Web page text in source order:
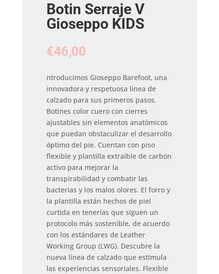
Botin Serraje V
Gioseppo KIDS
€46,00
ntroducimos Gioseppo Barefoot, una
innovadora y respetuosa línea de
calzado para sus primeros pasos.
Botines color cuero con cierres
ajustables sin elementos anatómicos
que puedan obstaculizar el desarrollo
óptimo del pie. Cuentan con piso
flexible y plantilla extraíble de carbón
activo para mejorar la
transpirabilidad y combatir las
bacterias y los malos olores. El forro y
la plantilla están hechos de piel
curtida en tenerías que siguen un
protocolo más sostenible, de acuerdo
con los estándares de Leather
Working Group (LWG). Descubre la
nueva línea de calzado que estimula
las experiencias sensoriales. Flexible